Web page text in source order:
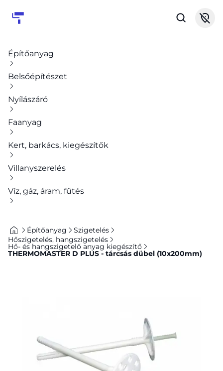
Építőanyag
Belsőépítészet
Nyílászáró
Faanyag
Kert, barkács, kiegészítők
Villanyszerelés
Víz, gáz, áram, fűtés
Építőanyag
Szigetelés
Hőszigetelés, hangszigetelés
Hő- és hangszigetelő anyag kiegészítő
THERMOMASTER D PLUS - tárcsás dübel (10x200mm)